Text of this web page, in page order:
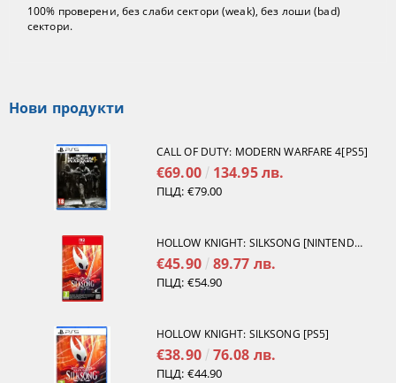
100% проверени, без слаби сектори (weak), без лоши (bad)
сектори.
Нови продукти
CALL OF DUTY: MODERN WARFARE 4[PS5]
€69.00 134.95 лв.
ПЦД: €79.00
HOLLOW KNIGHT: SILKSONG [NINTENDO SWITCH 2]
€45.90 89.77 лв.
ПЦД: €54.90
HOLLOW KNIGHT: SILKSONG [PS5]
€38.90 76.08 лв.
ПЦД: €44.90